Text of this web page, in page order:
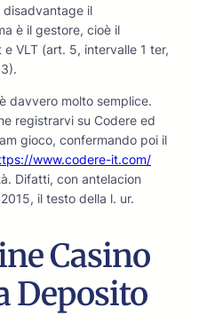
disadvantage il
è il gestore, cioè il
VLT (art. 5, intervalle 1 ter,
davvero molto semplice.
registrarvi su Codere ed
gioco, confermando poi il
www.codere-it.com/
Difatti, con antelacion
il testo della l. ur.
Casino
Deposito